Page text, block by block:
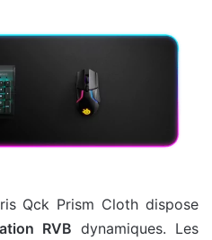
Qck Prism Cloth dispose
RVB dynamiques. Les